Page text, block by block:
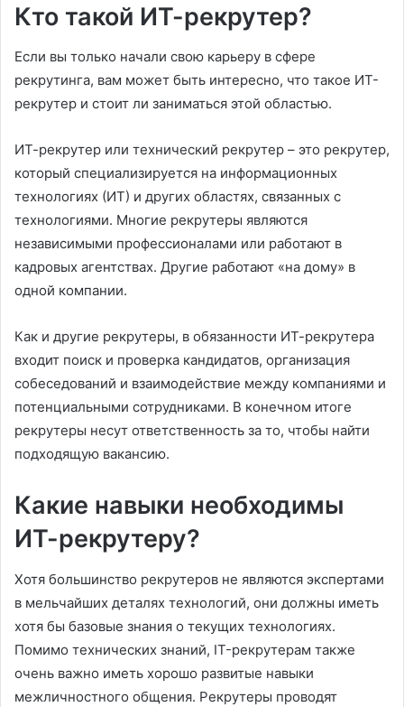
Кто такой ИТ-рекрутер?
Если вы только начали свою карьеру в сфере
рекрутинга, вам может быть интересно, что такое ИТ-
рекрутер и стоит ли заниматься этой областью.
ИТ-рекрутер или технический рекрутер – это рекрутер,
который специализируется на информационных
технологиях (ИТ) и других областях, связанных с
технологиями. Многие рекрутеры являются
независимыми профессионалами или работают в
кадровых агентствах. Другие работают «на дому» в
одной компании.
Как и другие рекрутеры, в обязанности ИТ-рекрутера
входит поиск и проверка кандидатов, организация
собеседований и взаимодействие между компаниями и
потенциальными сотрудниками. В конечном итоге
рекрутеры несут ответственность за то, чтобы найти
подходящую вакансию.
Какие навыки необходимы
ИТ-рекрутеру?
Хотя большинство рекрутеров не являются экспертами
в мельчайших деталях технологий, они должны иметь
хотя бы базовые знания о текущих технологиях.
Помимо технических знаний, IT-рекрутерам также
очень важно иметь хорошо развитые навыки
межличностного общения. Рекрутеры проводят